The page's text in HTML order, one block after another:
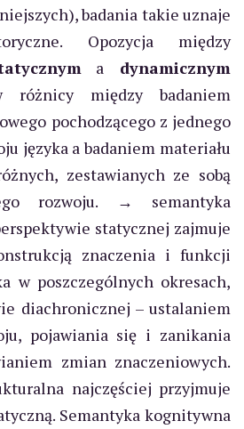
badania takie uznaje
Opozycja między
a dynamicznym
między badaniem
pochodzącego z jednego
języka a badaniem materiału
zestawianych ze sobą
rozwoju. → semantyka
statycznej zajmuje
znaczenia i funkcji
w poszczególnych okresach,
diachronicznej – ustalaniem
pojawiania się i zanikania
zmian znaczeniowych.
najczęściej przyjmuje
Semantyka kognitywna